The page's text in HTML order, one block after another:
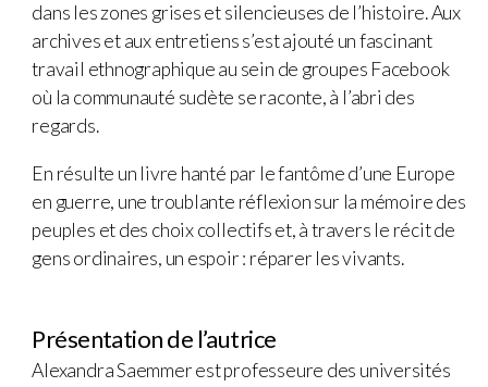
dans les zones grises et silencieuses de l’histoire. Aux
archives et aux entretiens s’est ajouté un fascinant
travail ethnographique au sein de groupes Facebook
où la communauté sudète se raconte, à l’abri des
regards.
En résulte un livre hanté par le fantôme d’une Europe
en guerre, une troublante réflexion sur la mémoire des
peuples et des choix collectifs et, à travers le récit de
gens ordinaires, un espoir : réparer les vivants.
Présentation de l’autrice
Alexandra Saemmer est professeure des universités